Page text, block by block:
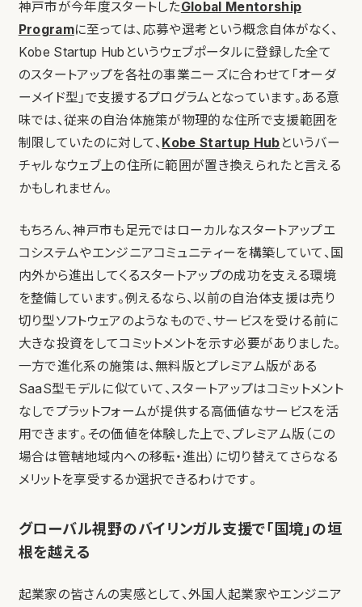
神戸市が今年度スタートしたGlobal Mentorship
Programに至っては、応募や選考という概念自体がなく、
Kobe Startup Hubというウェブポータルに登録した全て
のスタートアップを各社の事業ニーズに合わせて「オーダ
ーメイド型」で支援するプログラムとなっています。ある意
味では、従来の自治体施策が物理的な住所で支援範囲を
制限していたのに対して、 Kobe Startup Hub というバー
チャルなウェブ上の住所に範囲が置き換えられたと言える
かもしれません。
もちろん、神戸市も足元ではローカルなスタートアップエ
コシステムやエンジニアコミュニティーを構築していて、国
内外から進出してくるスタートアップの成功を支える環境
を整備しています。例えるなら、以前の自治体支援は売り
切り型ソフトウェアのようなもので、サービスを受ける前に
大きな投資をしてコミットメントを示す必要がありました。
一方で進化系の施策は、無料版とプレミアム版がある
SaaS型モデルに似ていて、スタートアップはコミットメント
なしでプラットフォームが提供する高価値なサービスを活
用できます。その価値を体験した上で、プレミアム版（この
場合は管轄地域内への移転・進出）に切り替えてさらなる
メリットを享受するか選択できるわけです。
グローバル視野のバイリンガル支援で「国境」の垣
根を越える
起業家の皆さんの実感として、外国人起業家やエンジニア